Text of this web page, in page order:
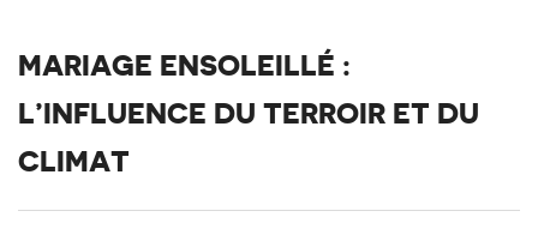
MARIAGE ENSOLEILLÉ :
L’INFLUENCE DU TERROIR ET DU
CLIMAT